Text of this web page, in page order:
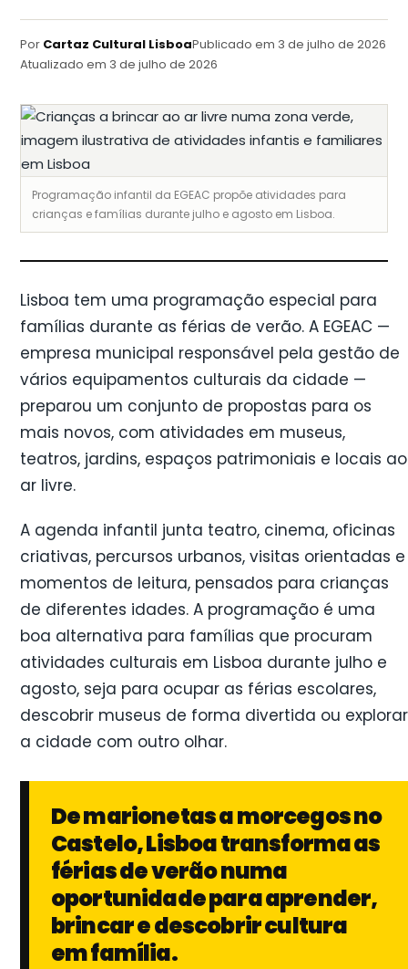
Por Cartaz Cultural LisboaPublicado em 3 de julho de 2026
Atualizado em 3 de julho de 2026
Programação infantil da EGEAC propõe atividades para
crianças e famílias durante julho e agosto em Lisboa.
Lisboa tem uma programação especial para
famílias durante as férias de verão. A EGEAC —
empresa municipal responsável pela gestão de
vários equipamentos culturais da cidade —
preparou um conjunto de propostas para os
mais novos, com atividades em museus,
teatros, jardins, espaços patrimoniais e locais ao
ar livre.
A agenda infantil junta teatro, cinema, oficinas
criativas, percursos urbanos, visitas orientadas e
momentos de leitura, pensados para crianças
de diferentes idades. A programação é uma
boa alternativa para famílias que procuram
atividades culturais em Lisboa durante julho e
agosto, seja para ocupar as férias escolares,
descobrir museus de forma divertida ou explorar
a cidade com outro olhar.
De marionetas a morcegos no
Castelo, Lisboa transforma as
férias de verão numa
oportunidade para aprender,
brincar e descobrir cultura
em família.